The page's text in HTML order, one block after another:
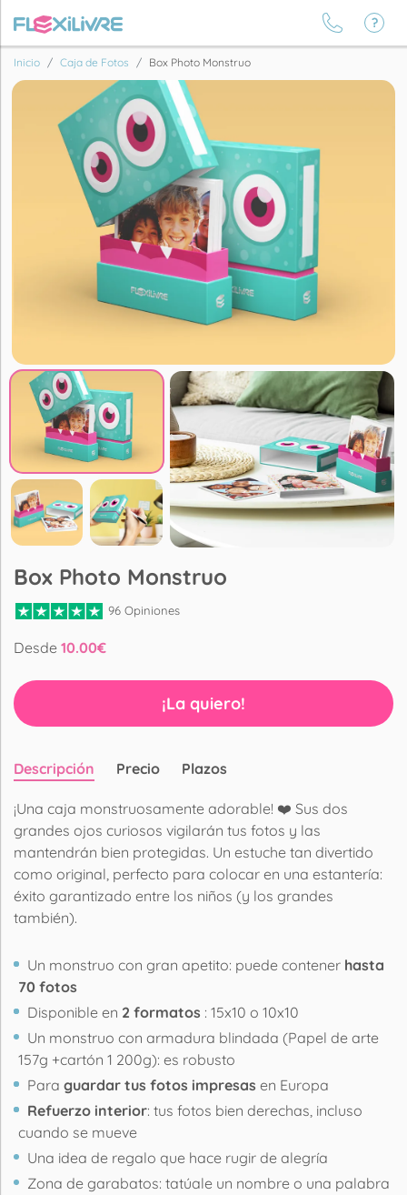
Inicio Caja de Fotos Box Photo Monstruo
Box Photo Monstruo
96 Opiniones
Desde 10.00€
¡La quiero!
Descripción Precio Plazos
¡Una caja monstruosamente adorable! ❤️ Sus dos
grandes ojos curiosos vigilarán tus fotos y las
mantendrán bien protegidas. Un estuche tan divertido
como original, perfecto para colocar en una estantería:
éxito garantizado entre los niños (y los grandes
también).
Un monstruo con gran apetito: puede contener hasta
70 fotos
Disponible en 2 formatos : 15x10 o 10x10
Un monstruo con armadura blindada (Papel de arte
157g +cartón 1 200g): es robusto
Para guardar tus fotos impresas en Europa
Refuerzo interior: tus fotos bien derechas, incluso
cuando se mueve
Una idea de regalo que hace rugir de alegría
Zona de garabatos: tatúale un nombre o una palabra